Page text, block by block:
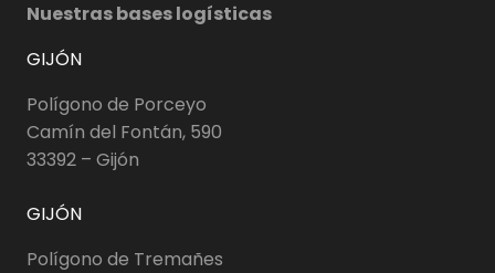
Nuestras bases logísticas
GIJÓN
Polígono de Porceyo
Camín del Fontán, 590
33392 – Gijón
GIJÓN
Polígono de Tremañes